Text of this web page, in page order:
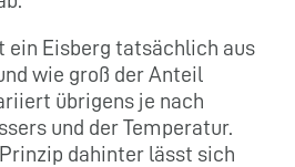
ein Eisberg tatsächlich aus
wie groß der Anteil
übrigens je nach
und der Temperatur.
dahinter lässt sich